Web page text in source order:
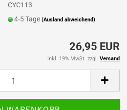
CYC113
4-5 Tage(Ausland abweichend)
26,95 EUR
inkl. 19% MwSt. zzgl. Versand